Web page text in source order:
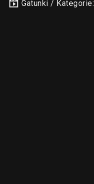
Gatunki / Kategorie: